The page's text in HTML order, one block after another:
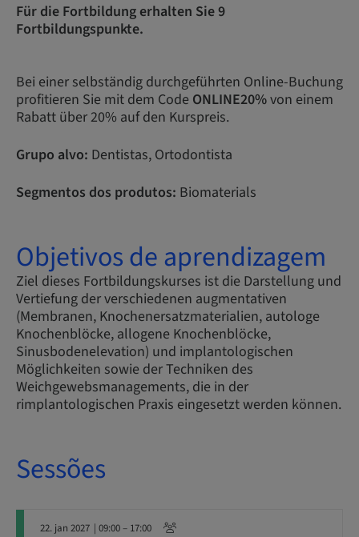
Für die Fortbildung erhalten Sie 9
Fortbildungspunkte.
Bei einer selbständig durchgeführten Online-Buchung
profitieren Sie mit dem Code ONLINE20%von einem
Rabatt über 20% auf den Kurspreis.
Grupo alvo: Dentistas, Ortodontista
Segmentos dos produtos: Biomaterials
Objetivos de aprendizagem
Ziel dieses Fortbildungskurses ist die Darstellung und
Vertiefung der verschiedenen augmentativen
(Membranen, Knochenersatzmaterialien, autologe
Knochenblöcke, allogene Knochenblöcke,
Sinusbodenelevation) und implantologischen
Möglichkeiten sowie der Techniken des
Weichgewebsmanagements, die in der
rimplantologischen Praxis eingesetzt werden können.
Sessões
22. jan 2027 | 09:00 – 17:00